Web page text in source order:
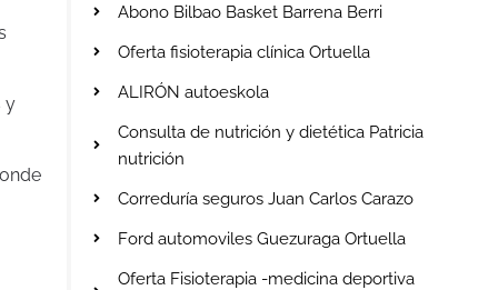
y
Abono Bilbao Basket Barrena Berri
Oferta fisioterapia clínica Ortuella
ALIRÓN autoeskola
Consulta de nutrición y dietética Patricia
nutrición
Correduría seguros Juan Carlos Carazo
Ford automoviles Guezuraga Ortuella
Oferta Fisioterapia -medicina deportiva